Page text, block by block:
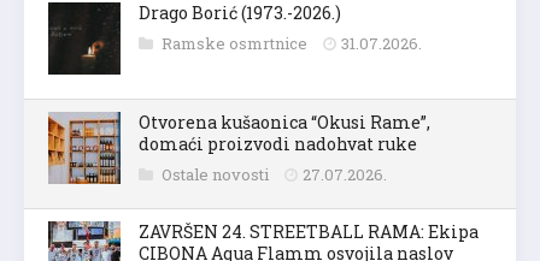
Drago Borić (1973.-2026.)
Ramske osmrtnice 31.07.2026.
Otvorena kušaonica “Okusi Rame”,
domaći proizvodi nadohvat ruke
Ostale novosti 27.07.2026.
ZAVRŠEN 24. STREETBALL RAMA: Ekipa
CIBONA Aqua Flamm osvojila naslov